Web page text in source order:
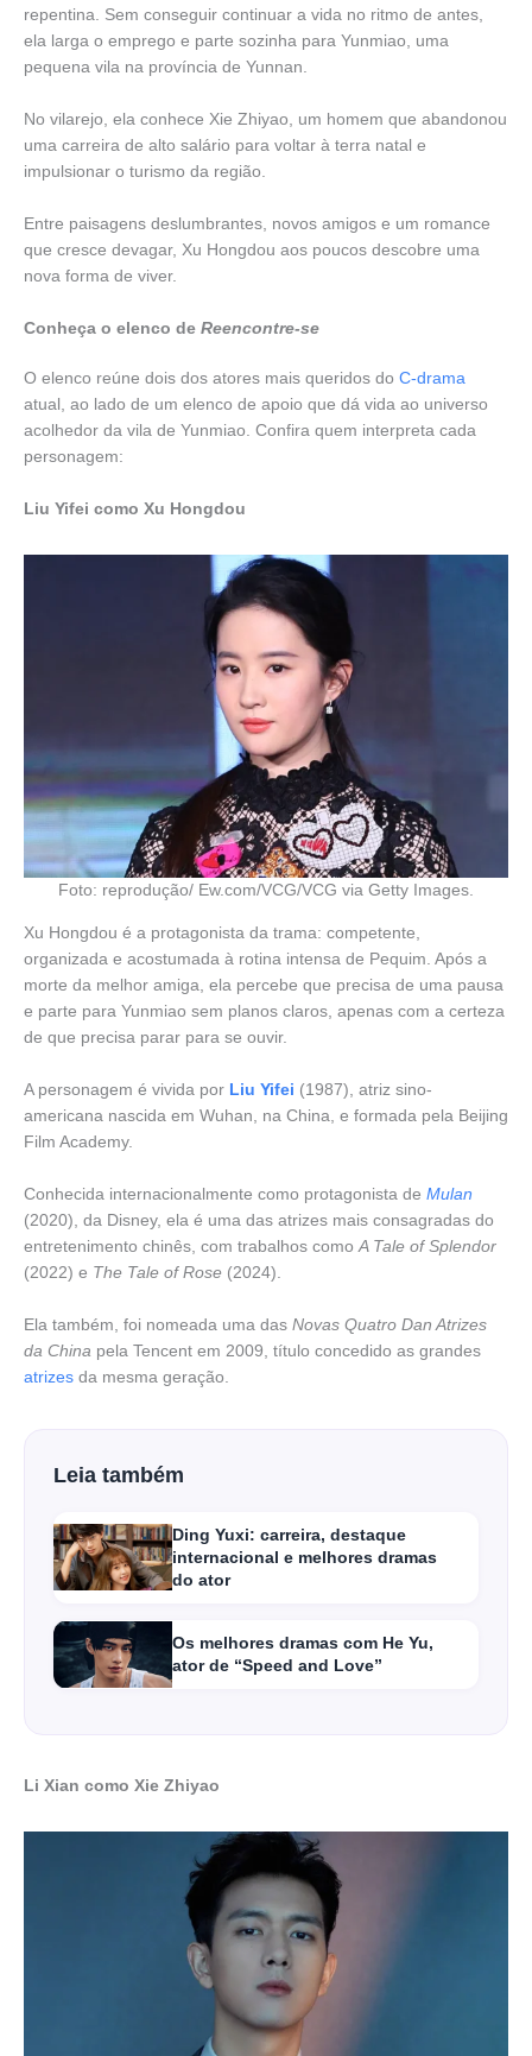
repentina. Sem conseguir continuar a vida no ritmo de antes,
ela larga o emprego e parte sozinha para Yunmiao, uma
pequena vila na província de Yunnan.
No vilarejo, ela conhece Xie Zhiyao, um homem que abandonou
uma carreira de alto salário para voltar à terra natal e
impulsionar o turismo da região.
Entre paisagens deslumbrantes, novos amigos e um romance
que cresce devagar, Xu Hongdou aos poucos descobre uma
nova forma de viver.
Conheça o elenco de Reencontre-se
O elenco reúne dois dos atores mais queridos do C-drama
atual, ao lado de um elenco de apoio que dá vida ao universo
acolhedor da vila de Yunmiao. Confira quem interpreta cada
personagem:
Liu Yifei como Xu Hongdou
Foto: reprodução/ Ew.com/VCG/VCG via Getty Images.
Xu Hongdou é a protagonista da trama: competente,
organizada e acostumada à rotina intensa de Pequim. Após a
morte da melhor amiga, ela percebe que precisa de uma pausa
e parte para Yunmiao sem planos claros, apenas com a certeza
de que precisa parar para se ouvir.
A personagem é vivida por Liu Yifei (1987), atriz sino-
americana nascida em Wuhan, na China, e formada pela Beijing
Film Academy.
Conhecida internacionalmente como protagonista de Mulan
(2020), da Disney, ela é uma das atrizes mais consagradas do
entretenimento chinês, com trabalhos como A Tale of Splendor
(2022) e The Tale of Rose (2024).
Ela também, foi nomeada uma das Novas Quatro Dan Atrizes
da China pela Tencent em 2009, título concedido as grandes
atrizes da mesma geração.
Leia também
Ding Yuxi: carreira, destaque
internacional e melhores dramas
do ator
Os melhores dramas com He Yu,
ator de “Speed and Love”
Li Xian como Xie Zhiyao